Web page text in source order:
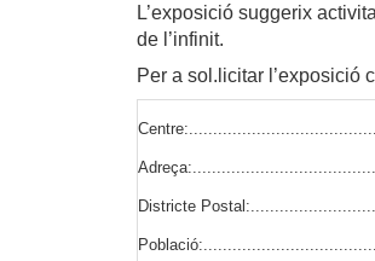
L’exposició suggerix
de l’infinit.
Per a sol.licitar l’exposició
Districte